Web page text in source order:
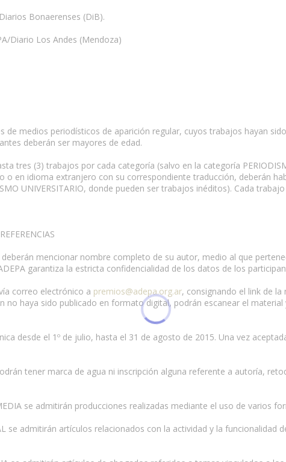
Bonaerenses (DiB).
Diario Los Andes (Mendoza)
de medios periodísticos de aparición regular, cuyos trabajos hayan
deberán ser mayores de edad.
tres (3) trabajos por cada categoría (salvo en la categoría
en idioma extranjero con su correspondiente traducción, deberán
UNIVERSITARIO, donde pueden ser trabajos inéditos). Cada
mencionar nombre completo de su autor, medio al que
garantiza la estricta confidencialidad de los datos de los
correo electrónico a premios@adepa.org.ar, consignando el link de
no haya sido publicado en formato digital, podrán escanear el
desde el 1º de julio, hasta el 31 de agosto de 2015. Una vez
tener marca de agua ni inscripción alguna referente a autoría,
se admitirán producciones realizadas mediante el uso de varios
se admitirán artículos relacionados con la actividad y la funcionalidad